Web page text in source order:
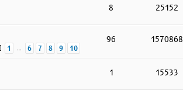
8 25152
1 6 7 8 9 10
96 1570868
1 15533